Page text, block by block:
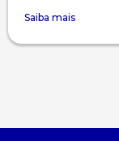
Saiba mais